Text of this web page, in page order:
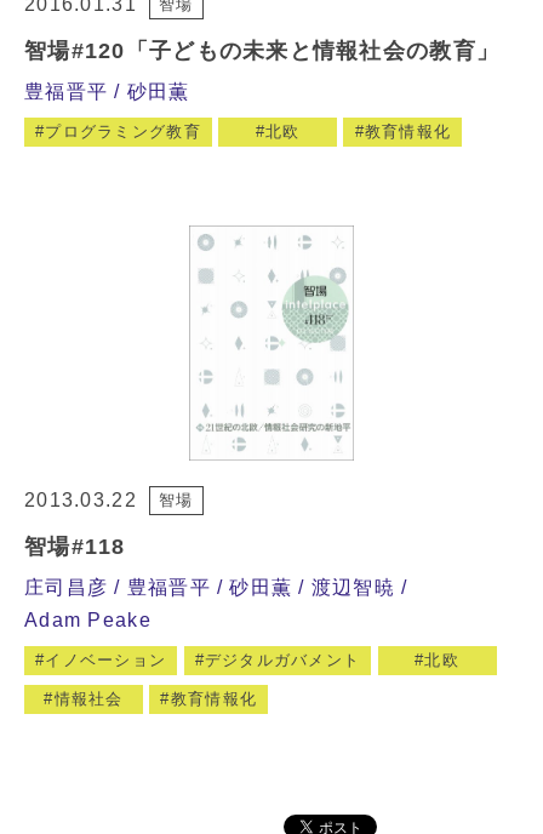
2016.01.31 智場
智場#120「子どもの未来と情報社会の教育」
豊福晋平 砂田薫
プログラミング教育 北欧 教育情報化
2013.03.22 智場
智場#118
庄司昌彦 豊福晋平 砂田薫
渡辺智暁
Adam Peake
イノベーション デジタルガバメント 北欧
情報社会 教育情報化